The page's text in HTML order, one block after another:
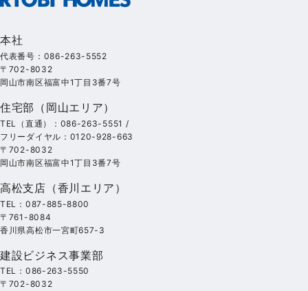
本社
代表番号：086-263-5552
〒702-8032
岡山市南区福富中1丁目3番7号
住宅部（岡山エリア）
TEL（直通）：086-263-5551 /
フリーダイヤル：0120-928-663
〒702-8032
岡山市南区福富中1丁目3番7号
高松支店（香川エリア）
TEL：087-885-8800
〒761-8084
香川県高松市一宮町657-3
建設ビジネス事業部
TEL：086-263-5550
〒702-8032